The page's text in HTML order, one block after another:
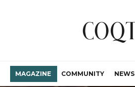
MAGAZINE COMMUNITY NEWS